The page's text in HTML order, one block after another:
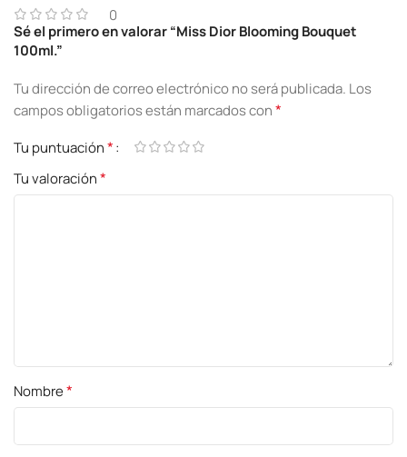
0
Sé el primero en valorar “Miss Dior Blooming Bouquet
100ml.”
Tu dirección de correo electrónico no será publicada. Los
campos obligatorios están marcados con*
Tu puntuación*
Tu valoración*
Nombre*